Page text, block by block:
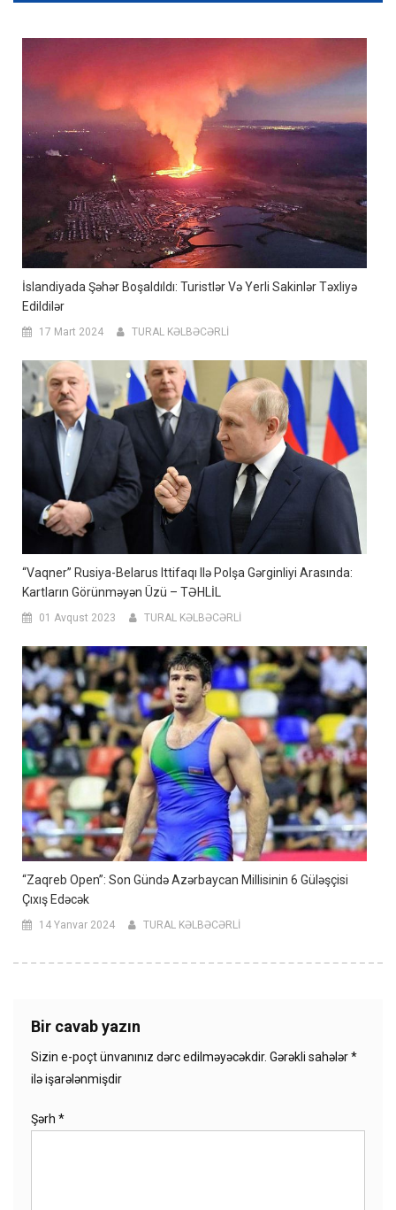
İslandiyada Şəhər Boşaldıldı: Turistlər Və Yerli Sakinlər Təxliyə
Edildilər
17 Mart 2024 TURAL KƏLBƏCƏRLİ
“Vaqner” Rusiya-Belarus Ittifaqı Ilə Polşa Gərginliyi Arasında:
Kartların Görünməyən Üzü – TƏHLİL
01 Avqust 2023 TURAL KƏLBƏCƏRLİ
“Zaqreb Open”: Son Gündə Azərbaycan Millisinin 6 Güləşçisi
Çıxış Edəcək
14 Yanvar 2024 TURAL KƏLBƏCƏRLİ
Bir cavab yazın
Sizin e-poçt ünvanınız dərc edilməyəcəkdir. Gərəkli sahələr*
ilə işarələnmişdir
Şərh *